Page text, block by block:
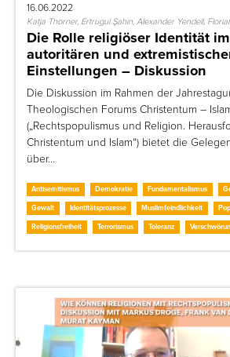
16.06.2022
Katja Thörner, Ertrugul Şahin, Alexander Yendell,
Die Rolle religiöser Identität
autoritären und
Einstellungen – Diskussion
Die Diskussion im Rahmen der
Theologischen Forums Christentum –
(„Rechtspopulismus und Religion.
Christentum und Islam“) bietet die
über…
Antisemitismus Demokratie Fundamentalismus
Gewalt
Identitätsprozesse Muslimfeindlichkeit
Religionsfreiheit
Terrorismus Toleranz